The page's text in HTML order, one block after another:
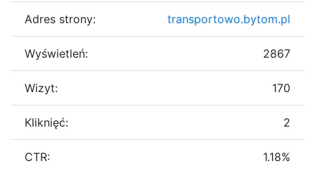
Adres strony: transportowo.bytom.pl
Wyświetleń: 2867
Wizyt: 170
Kliknięć: 2
CTR: 1.18%